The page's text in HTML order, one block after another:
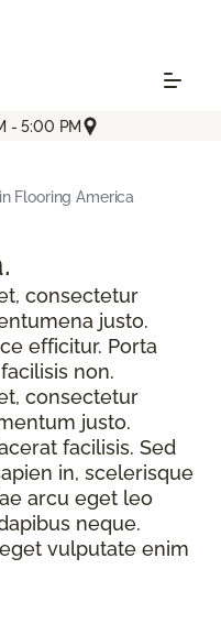
- 5:00 PM
Flooring America
consectetur
justo.
efficitur. Porta
non.
consectetur
justo.
facilisis. Sed
in, scelerisque
arcu eget leo
neque.
vulputate enim